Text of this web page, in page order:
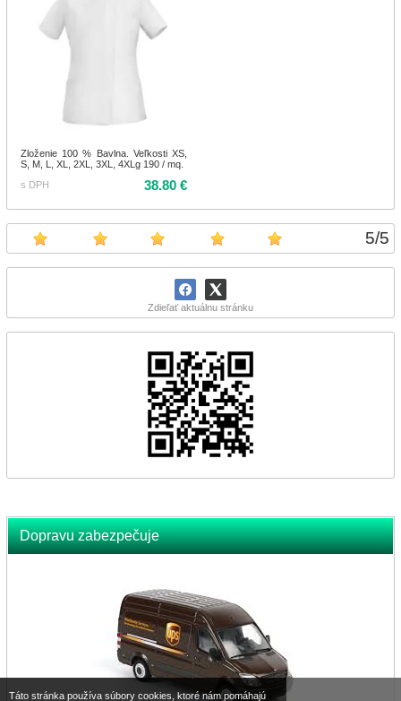
5/5
Zdieľať aktuálnu stránku
Dopravu zabezpečuje
Zloženie 100 % Bavlna. Veľkosti XS,
S, M, L, XL, 2XL, 3XL, 4XLg 190 / mq.
s DPH
38.80 €
Táto stránka používa súbory cookies, ktoré nám pomáhajú